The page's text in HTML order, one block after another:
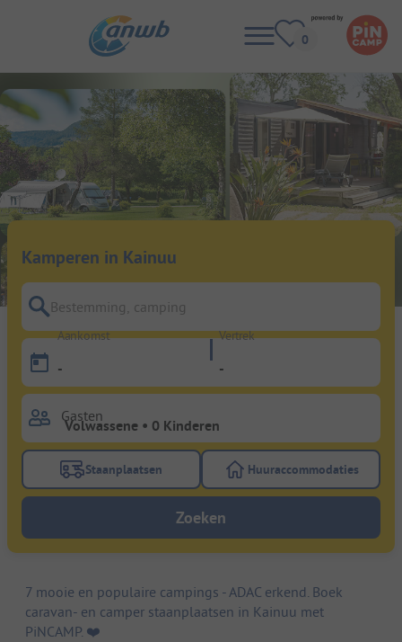
Kamperen in Kainuu
Bestemming, camping
Aankomst
-
Vertrek
-
Gasten
Gebruik de filterknop staanplaatsen om te zoeken
Staanplaatsen Gebruik de
Huuraccommodaties
Zoeken
7 mooie en populaire campings - ADAC erkend. Boek
caravan- en camper staanplaatsen in Kainuu met
PiNCAMP. ❤️️